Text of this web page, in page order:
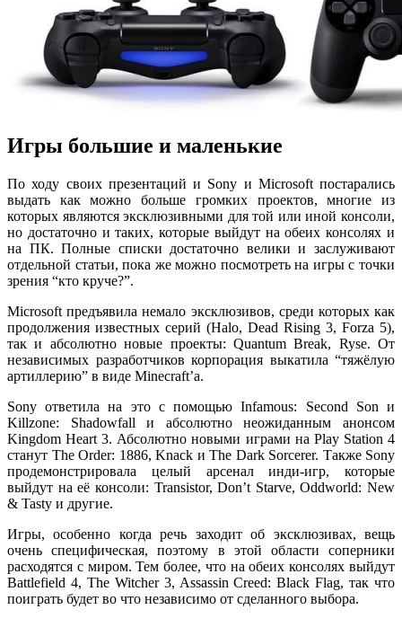
Игры большие и маленькие
По ходу своих презентаций и Sony и Microsoft постарались
выдать как можно больше громких проектов, многие из
которых являются эксклюзивными для той или иной консоли,
но достаточно и таких, которые выйдут на обеих консолях и
на ПК. Полные списки достаточно велики и заслуживают
отдельной статьи, пока же можно посмотреть на игры с точки
зрения “кто круче?”.
Microsoft предъявила немало эксклюзивов, среди которых как
продолжения известных серий (Halo, Dead Rising 3, Forza 5),
так и абсолютно новые проекты: Quantum Break, Ryse. От
независимых разработчиков корпорация выкатила “тяжёлую
артиллерию” в виде Minecraft’a.
Sony ответила на это с помощью Infamous: Second Son и
Killzone: Shadowfall и абсолютно неожиданным анонсом
Kingdom Heart 3. Абсолютно новыми играми на Play Station 4
станут The Order: 1886, Knack и The Dark Sorcerer. Также Sony
продемонстрировала целый арсенал инди-игр, которые
выйдут на её консоли: Transistor, Don’t Starve, Oddworld: New
& Tasty и другие.
Игры, особенно когда речь заходит об эксклюзивах, вещь
очень специфическая, поэтому в этой области соперники
расходятся с миром. Тем более, что на обеих консолях выйдут
Battlefield 4, The Witcher 3, Assassin Creed: Black Flag, так что
поиграть будет во что независимо от сделанного выбора.